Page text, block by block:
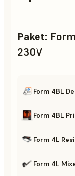
Paket:
230V
Form 4BL
Form 4BL
Form 4L
Form 4L